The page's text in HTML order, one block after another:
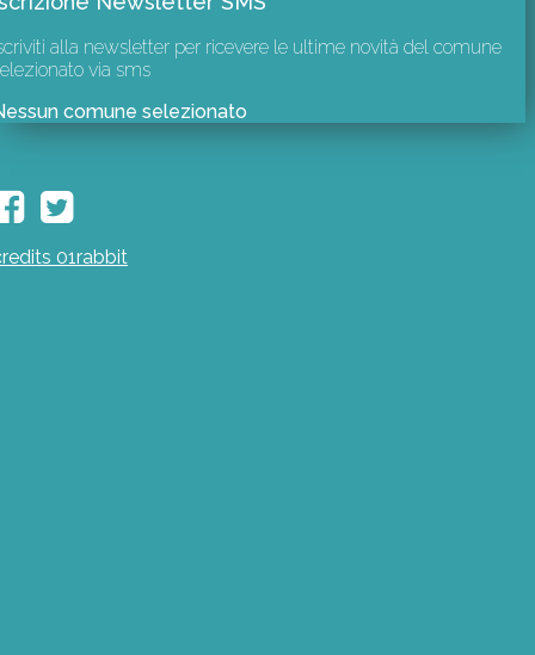
alla newsletter per ricevere le ultime novità del comune
via sms
comune selezionato
01rabbit